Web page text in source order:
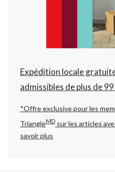
Expédition locale
admissibles de plus de
*Offre exclusive pour les
TriangleMD sur les articles
savoir plus